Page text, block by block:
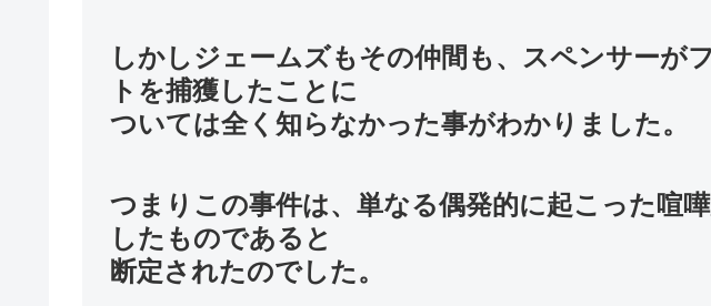
しかしジェームズもその仲間も、スペンサーが
トを捕獲したことに
ついては全く知らなかった事がわかりました。
つまりこの事件は、単なる偶発的に起こった喧
したものであると
断定されたのでした。